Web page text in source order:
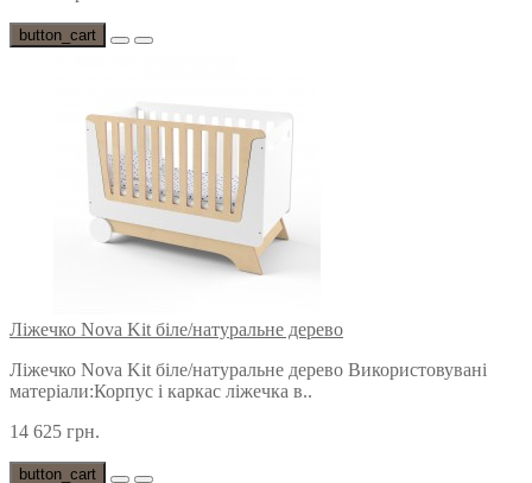
button_cart
Ліжечко Nova Kit біле/натуральне дерево
Ліжечко Nova Kit біле/натуральне дерево Використовувані
матеріали:Корпус і каркас ліжечка в..
14 625 грн.
button_cart